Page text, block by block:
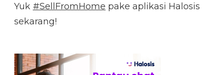
Yuk #SellFromHome pake aplikasi Halosis
sekarang!